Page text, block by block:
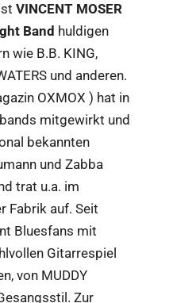
VINCENT MOSER
Band huldigen
wie B.B. KING,
und anderen.
OXMOX ) hat in
mitgewirkt und
bekannten
und Zabba
trat u.a. im
Fabrik auf. Seit
Bluesfans mit
Gitarrespiel
von MUDDY
Zur